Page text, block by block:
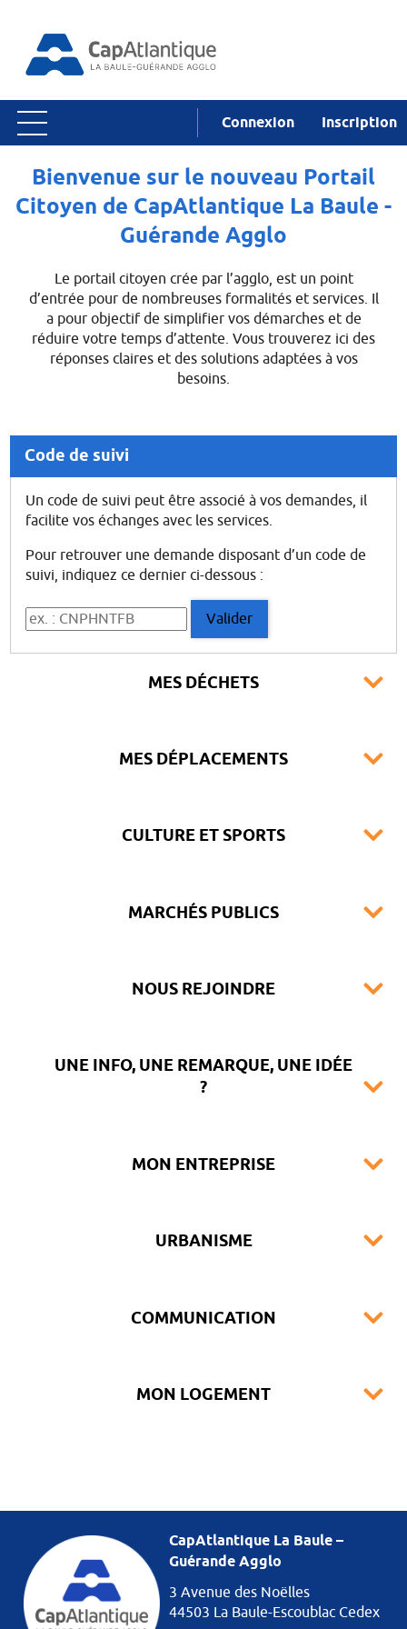
Ouvrir le menu
Accueil
Mes demandes
Connexion Inscription
Bienvenue sur le nouveau Portail
Citoyen de CapAtlantique La Baule -
Guérande Agglo
Le portail citoyen crée par l’agglo, est un point
d’entrée pour de nombreuses formalités et services. Il
a pour objectif de simplifier vos démarches et de
réduire votre temps d’attente. Vous trouverez ici des
réponses claires et des solutions adaptées à vos
besoins.
Code de suivi
Un code de suivi peut être associé à vos demandes, il
facilite vos échanges avec les services.
Pour retrouver une demande disposant d’un code de
suivi, indiquez ce dernier ci-dessous :
Code de suivi
Valider
MES DÉCHETS
MES DÉPLACEMENTS
CULTURE ET SPORTS
MARCHÉS PUBLICS
NOUS REJOINDRE
UNE INFO, UNE REMARQUE, UNE IDÉE
?
MON ENTREPRISE
URBANISME
COMMUNICATION
MON LOGEMENT
CapAtlantique La Baule –
Guérande Agglo
3 Avenue des Noëlles
44503 La Baule-Escoublac Cedex